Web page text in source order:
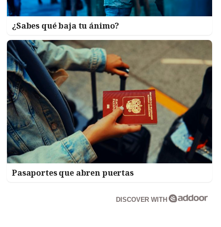
¿Sabes qué baja tu ánimo?
Pasaportes que abren puertas
DISCOVER WITH